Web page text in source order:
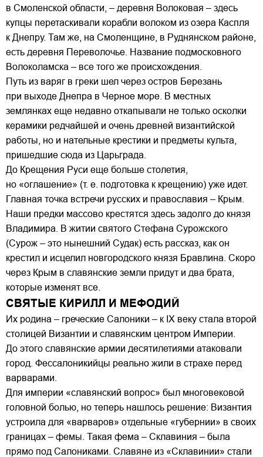
в Смоленской области, – деревня Волоковая – здесь
купцы перетаскивали корабли волоком из озера Каспля
к Днепру. Там же, на Смоленщине, в Руднянском районе,
есть деревня Переволочье. Название подмосковного
Волоколамска – все того же происхождения.
Путь из варяг в греки шел через остров Березань
при выходе Днепра в Черное море. В местных
землянках еще недавно откапывали не только осколки
керамики редчайшей и очень древней византийской
работы, но и нательные крестики и предметы культа,
пришедшие сюда из Царьграда.
До Крещения Руси еще больше столетия,
но «оглашение» (т. е. подготовка к крещению) уже идет.
Главная точка встречи русских и православия – Крым.
Наши предки массово крестятся здесь задолго до князя
Владимира. В житии святого Стефана Сурожского
(Сурож – это нынешний Судак) есть рассказ, как он
крестил и исцелил новгородского князя Бравлина. Скоро
через Крым в славянские земли придут и два брата,
которые изменят все.
СВЯТЫЕ КИРИЛЛ И МЕФОДИЙ
Их родина – греческие Салоники – к IX веку стала второй
столицей Византии и славянским центром Империи.
До этого славянские армии десятилетиями атаковали
город. Фессалоникийцы реально жили в страхе перед
варварами.
Для империи «славянский вопрос» был многовековой
головной болью, но теперь нашлось решение: Византия
устроила для «варваров» отдельные «губернии» в своих
границах – фемы. Такая фема – Склавиния – была
прямо под Салониками. Славяне из «Склавинии» стали